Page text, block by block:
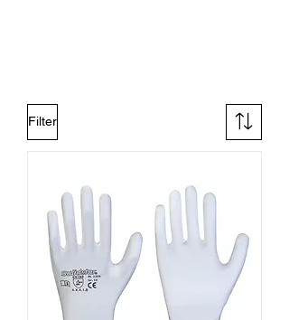
Filter